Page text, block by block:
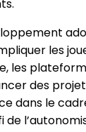
les
les
des
dans le
de